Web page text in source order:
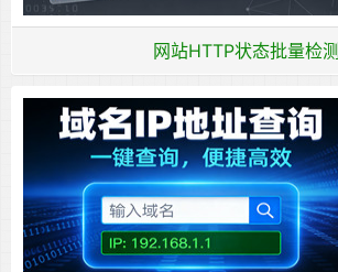
网站HTTP状态批量检测